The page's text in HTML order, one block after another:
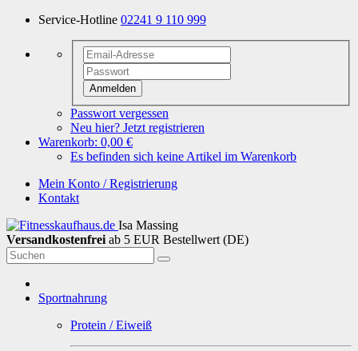
Service-Hotline 02241 9 110 999
Anmelden
Passwort vergessen
Neu hier? Jetzt registrieren
Warenkorb: 0,00 €
Es befinden sich keine Artikel im Warenkorb
Mein Konto / Registrierung
Kontakt
Isa Massing
Versandkostenfrei ab 5 EUR Bestellwert (DE)
Sportnahrung
Protein / Eiweiß